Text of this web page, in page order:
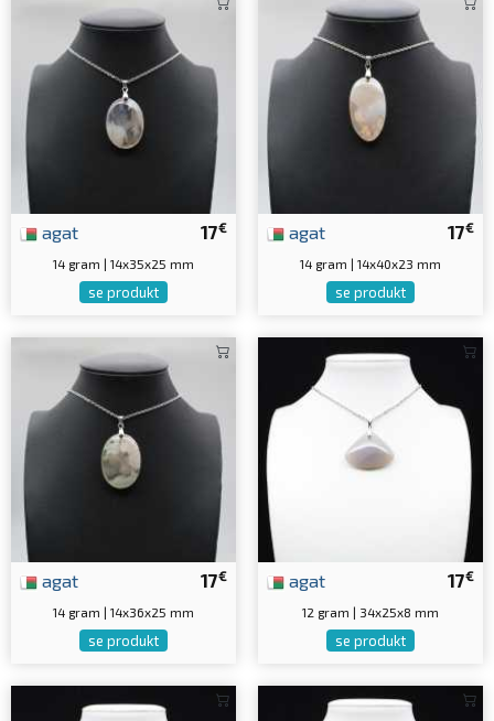
17€
agat
14 gram | 14x35x25 mm
se produkt
17€
agat
14 gram | 14x40x23 mm
se produkt
17€
agat
14 gram | 14x36x25 mm
se produkt
17€
agat
12 gram | 34x25x8 mm
se produkt